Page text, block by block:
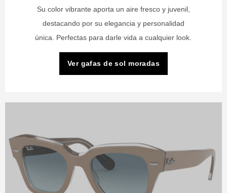
Su color vibrante aporta un aire fresco y juvenil,
destacando por su elegancia y personalidad
única. Perfectas para darle vida a cualquier look.
Ver gafas de sol moradas